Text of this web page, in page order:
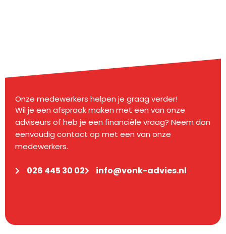
Onze medewerkers helpen je graag verder!
Wil je een afspraak maken met een van onze
adviseurs of heb je een financiële vraag? Neem dan
eenvoudig contact op met een van onze
medewerkers.
026 445 30 02 info@vonk-advies.nl